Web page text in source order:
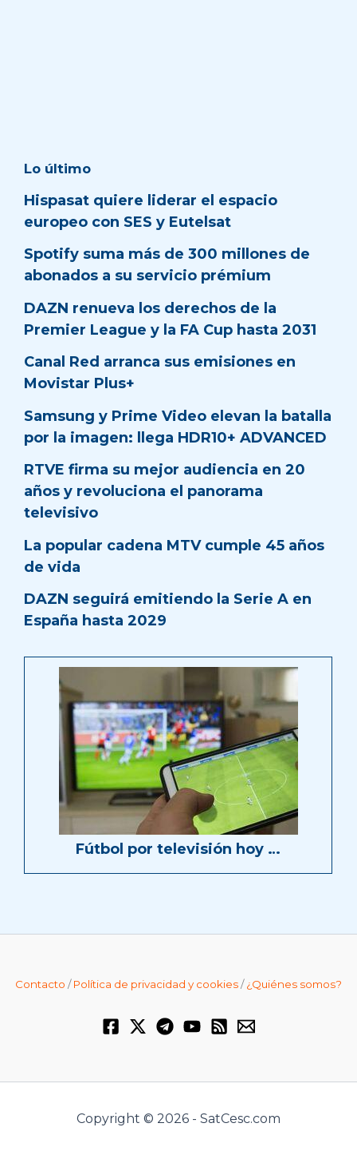
Lo último
Hispasat quiere liderar el espacio
europeo con SES y Eutelsat
Spotify suma más de 300 millones de
abonados a su servicio prémium
DAZN renueva los derechos de la
Premier League y la FA Cup hasta 2031
Canal Red arranca sus emisiones en
Movistar Plus+
Samsung y Prime Video elevan la batalla
por la imagen: llega HDR10+ ADVANCED
RTVE firma su mejor audiencia en 20
años y revoluciona el panorama
televisivo
La popular cadena MTV cumple 45 años
de vida
DAZN seguirá emitiendo la Serie A en
España hasta 2029
Fútbol por televisión hoy …
Contacto /Política de privacidad y cookies/¿Quiénes somos?
Copyright © 2026 - SatCesc.com